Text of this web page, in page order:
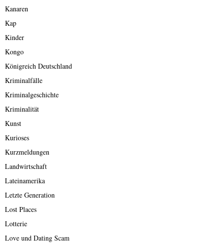
Kanaren
Kap
Kinder
Kongo
Königreich Deutschland
Kriminalfälle
Kriminalgeschichte
Kriminalität
Kunst
Kurioses
Kurzmeldungen
Landwirtschaft
Lateinamerika
Letzte Generation
Lost Places
Lotterie
Love und Dating Scam